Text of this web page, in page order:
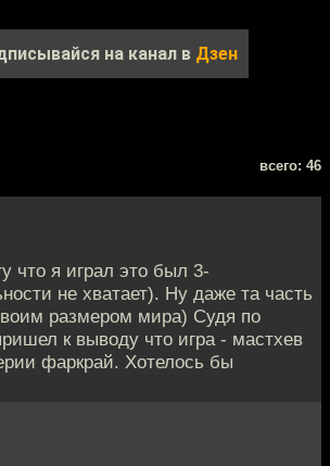
на канал в Дзен
всего: 46
что я играл это был 3-
не хватает). Ну даже та часть
размером мира) Судя по
к выводу что игра - мастхев
фаркрай. Хотелось бы